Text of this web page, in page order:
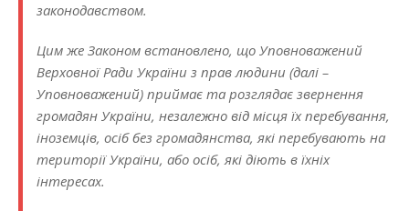
законодавством.
Цим же Законом встановлено, що Уповноважений
Верховної Ради України з прав людини (далі –
Уповноважений) приймає та розглядає звернення
громадян України, незалежно від місця їх перебування,
іноземців, осіб без громадянства, які перебувають на
території України, або осіб, які діють в їхніх
інтересах.